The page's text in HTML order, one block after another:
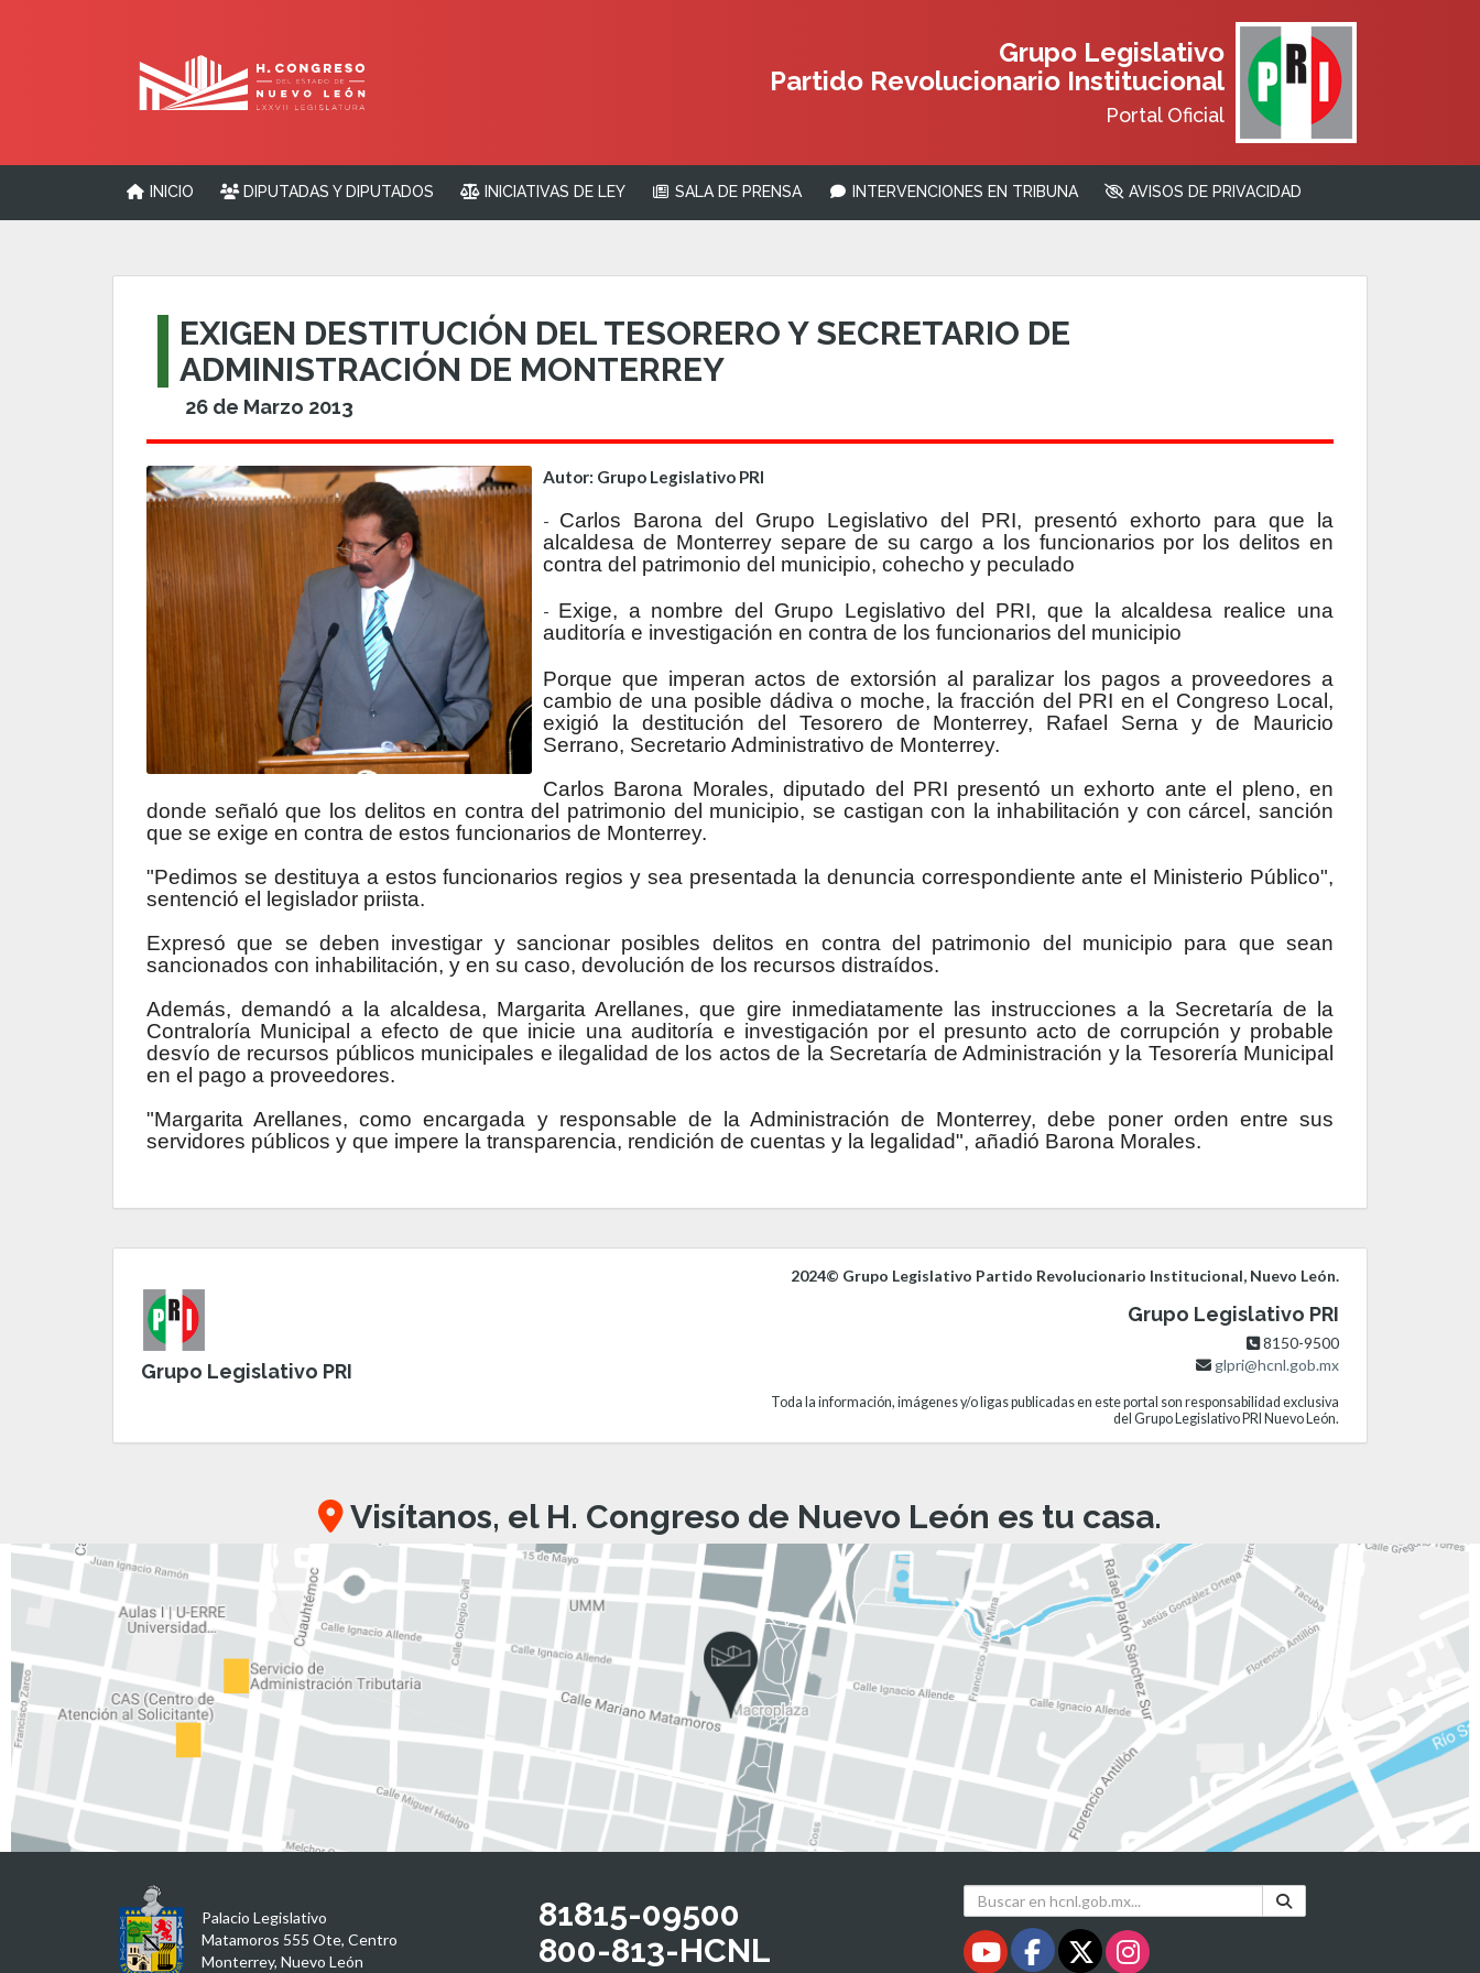
Grupo Legislativo
Partido Revolucionario Institucional
Portal Oficial
INICIO DIPUTADAS Y DIPUTADOS INICIATIVAS DE LEY SALA DE PRENSA INTERVENCIONES EN TRIBUNA AVISOS DE PRIVACIDAD
EXIGEN DESTITUCIÓN DEL TESORERO Y SECRETARIO DE
ADMINISTRACIÓN DE MONTERREY
26 de Marzo 2013
Autor: Grupo Legislativo PRI
- Carlos Barona del Grupo Legislativo del PRI, presentó exhorto para que la
alcaldesa de Monterrey separe de su cargo a los funcionarios por los delitos en
contra del patrimonio del municipio, cohecho y peculado
- Exige, a nombre del Grupo Legislativo del PRI, que la alcaldesa realice una
auditoría e investigación en contra de los funcionarios del municipio
Porque que imperan actos de extorsión al paralizar los pagos a proveedores a
cambio de una posible dádiva o moche, la fracción del PRI en el Congreso Local,
exigió la destitución del Tesorero de Monterrey, Rafael Serna y de Mauricio
Serrano, Secretario Administrativo de Monterrey.
Carlos Barona Morales, diputado del PRI presentó un exhorto ante el pleno, en
donde señaló que los delitos en contra del patrimonio del municipio, se castigan con la inhabilitación y con cárcel, sanción
que se exige en contra de estos funcionarios de Monterrey.
"Pedimos se destituya a estos funcionarios regios y sea presentada la denuncia correspondiente ante el Ministerio Público",
sentenció el legislador priista.
Expresó que se deben investigar y sancionar posibles delitos en contra del patrimonio del municipio para que sean
sancionados con inhabilitación, y en su caso, devolución de los recursos distraídos.
Además, demandó a la alcaldesa, Margarita Arellanes, que gire inmediatamente las instrucciones a la Secretaría de la
Contraloría Municipal a efecto de que inicie una auditoría e investigación por el presunto acto de corrupción y probable
desvío de recursos públicos municipales e ilegalidad de los actos de la Secretaría de Administración y la Tesorería Municipal
en el pago a proveedores.
"Margarita Arellanes, como encargada y responsable de la Administración de Monterrey, debe poner orden entre sus
servidores públicos y que impere la transparencia, rendición de cuentas y la legalidad", añadió Barona Morales.
Grupo Legislativo PRI
2024© Grupo Legislativo Partido Revolucionario Institucional, Nuevo León.
Grupo Legislativo PRI
8150-9500
glpri@hcnl.gob.mx
Toda la información, imágenes y/o ligas publicadas en este portal son responsabilidad exclusiva
del Grupo Legislativo PRI Nuevo León.
Visítanos, el H. Congreso de Nuevo León es tu casa.
Palacio Legislativo
Matamoros 555 Ote, Centro
Monterrey, Nuevo León
81815-09500
800-813-HCNL